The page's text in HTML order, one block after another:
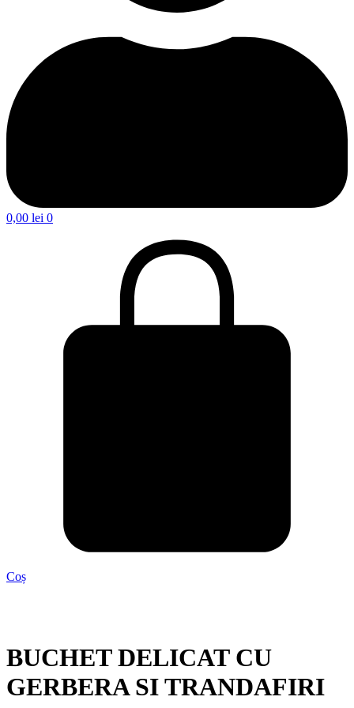
0,00 lei 0
Coș
BUCHET DELICAT CU
GERBERA SI TRANDAFIRI